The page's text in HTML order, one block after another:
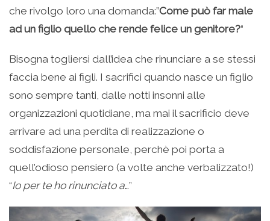
che rivolgo loro una domanda:”Come può far male
ad un figlio quello che rende felice un genitore?“
Bisogna togliersi dall’idea che rinunciare a se stessi
faccia bene ai figli. I sacrifici quando nasce un figlio
sono sempre tanti, dalle notti insonni alle
organizzazioni quotidiane, ma mai il sacrificio deve
arrivare ad una perdita di realizzazione o
soddisfazione personale, perchè poi porta a
quell’odioso pensiero (a volte anche verbalizzato!)
“Io per te ho rinunciato a…”